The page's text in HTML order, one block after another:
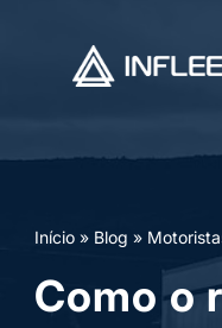
Início » Blog »
Como o